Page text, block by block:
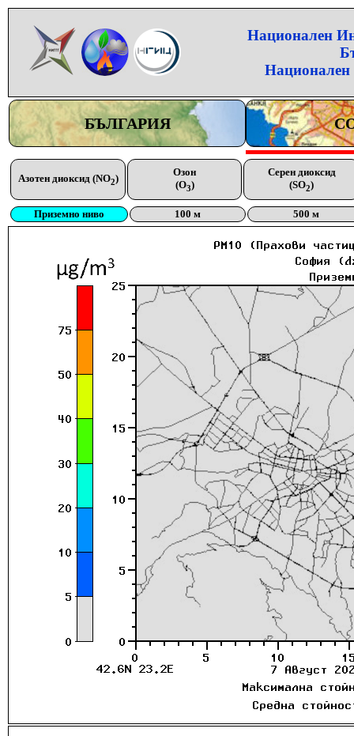
Национален
Национален
БЪЛГАРИЯ
Азотен диоксид (NO2)
Озон
(O3)
Серен диоксид
(SO2)
Приземно ниво 100 м 500 м